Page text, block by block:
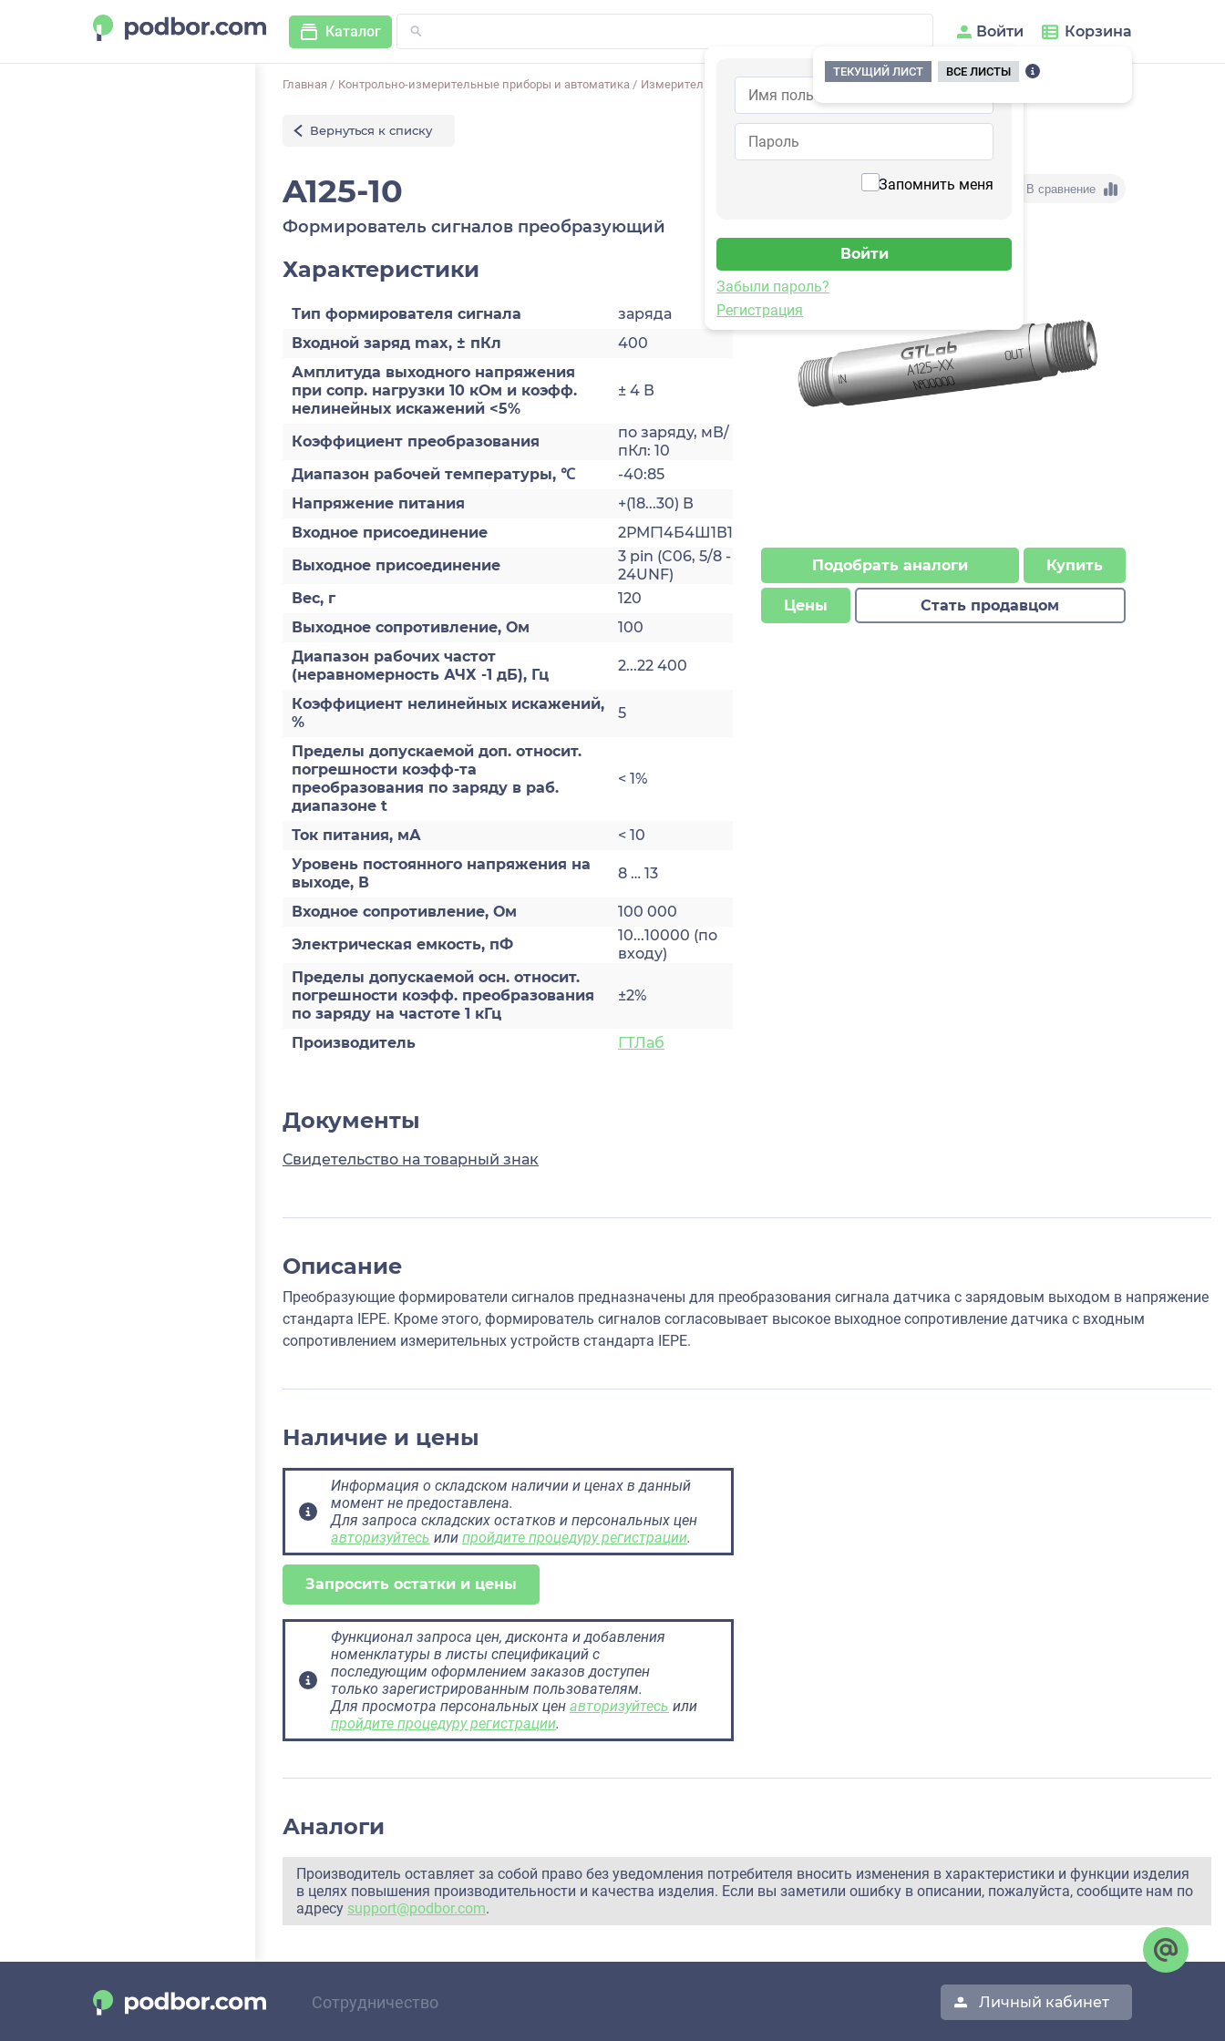
Каталог Войти
Запомнить меня
Забыли пароль?
Регистрация
Корзина
ТЕКУЩИЙ ЛИСТ
ВСЕ ЛИСТЫ
Главная / Контрольно-измерительные приборы и автоматика / Измерительное оборудование Формирователи сигналов / Преобразующие
Вернуться к списку
A125-10
Формирователь сигналов преобразующий
Характеристики
Тип формирователя сигнала
заряда
Входной заряд max, ± пКл
400
Амплитуда выходного напряжения
при сопр. нагрузки 10 кОм и коэфф.
нелинейных искажений <5%
± 4 В
Коэффициент преобразования
по заряду, мВ/
пКл: 10
Диапазон рабочей температуры, ℃
-40:85
Напряжение питания
+(18...30) В
Входное присоединение
2РМГ14Б4Ш1В1
Выходное присоединение
3 pin (C06, 5/8 -
24UNF)
Вес, г
120
Выходное сопротивление, Ом
100
Диапазон рабочих частот
(неравномерность АЧХ -1 дБ), Гц
2...22 400
Коэффициент нелинейных искажений,
%
5
Пределы допускаемой доп. относит.
погрешности коэфф-та
преобразования по заряду в раб.
диапазоне t
< 1%
Ток питания, мА
< 10
Уровень постоянного напряжения на
выходе, В
8 … 13
Входное сопротивление, Ом
100 000
Электрическая емкость, пФ
10...10000 (по
входу)
Пределы допускаемой осн. относит.
погрешности коэфф. преобразования
по заряду на частоте 1 кГц
±2%
Производитель ГТЛаб
В сравнение
Подобрать аналоги Купить
Цены Стать продавцом
Документы
Свидетельство на товарный знак
Описание
Преобразующие формирователи сигналов предназначены для преобразования сигнала датчика с зарядовым выходом в напряжение
стандарта IEPE. Кроме этого, формирователь сигналов согласовывает высокое выходное сопротивление датчика с входным
сопротивлением измерительных устройств стандарта IEPE.
Наличие и цены
Информация о складском наличии и ценах в данный
момент не предоставлена.
Для запроса складских остатков и персональных цен
авторизуйтесь или пройдите процедуру регистрации.
Запросить остатки и цены
Функционал запроса цен, дисконта и добавления
номенклатуры в листы спецификаций с
последующим оформлением заказов доступен
только зарегистрированным пользователям.
Для просмотра персональных цен авторизуйтесь или
пройдите процедуру регистрации.
Аналоги
Производитель оставляет за собой право без уведомления потребителя вносить изменения в характеристики и функции изделия
в целях повышения производительности и качества изделия. Если вы заметили ошибку в описании, пожалуйста, сообщите нам по
адресу support@podbor.com.
Сотрудничество Личный кабинет